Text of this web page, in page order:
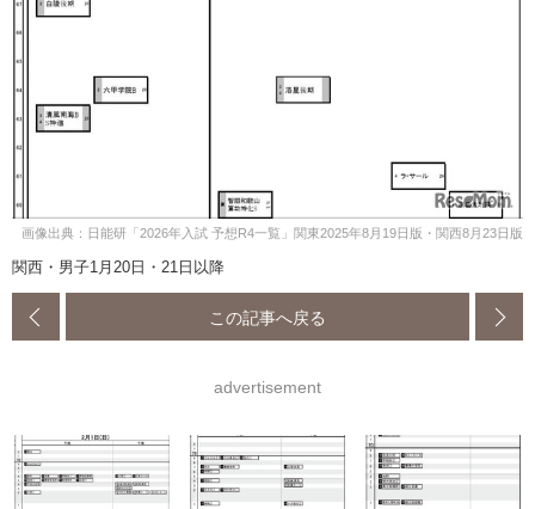
画像出典：日能研「2026年入試 予想R4一覧」関東2025年8月19日版・関西8月23日版
関西・男子1月20日・21日以降
この記事へ戻る
advertisement